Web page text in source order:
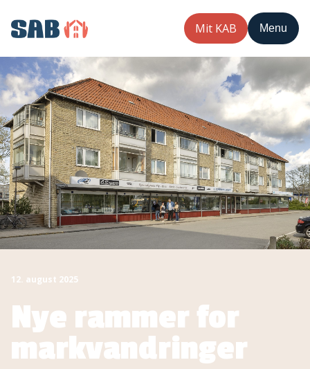
Mit KAB Menu
12. august 2025
Nye rammer for
markvandringer